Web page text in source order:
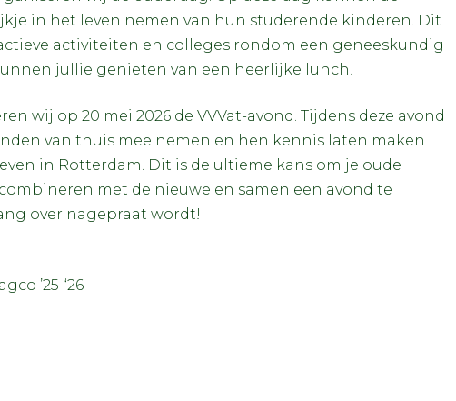
in het leven nemen van hun studerende kinderen. Dit
activiteiten en colleges rondom een geneeskundig
jullie genieten van een heerlijke lunch!
wij op 20 mei 2026 de VVVat-avond. Tijdens deze avond
van thuis mee nemen en hen kennis laten maken
in Rotterdam. Dit is de ultieme kans om je oude
met de nieuwe en samen een avond te
over nagepraat wordt!
’25-‘26